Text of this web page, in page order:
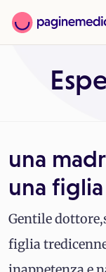
una
una
Gentile
figlia